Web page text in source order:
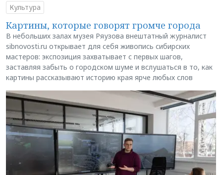
Культура
Картины, которые говорят громче города
В небольших залах музея Ряузова внештатный журналист
sibnovosti.ru открывает для себя живопись сибирских
мастеров: экспозиция захватывает с первых шагов,
заставляя забыть о городском шуме и вслушаться в то, как
картины рассказывают историю края ярче любых слов